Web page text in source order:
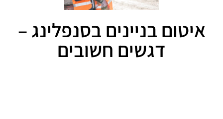
איטום בניינים בסנפלינג –
דגשים חשובים